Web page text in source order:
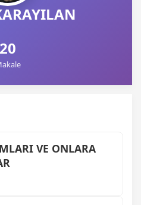
20
VE ONLARA